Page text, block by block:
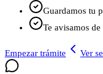
Guardamos tu
Te avisamos
Empezar trámite Ver